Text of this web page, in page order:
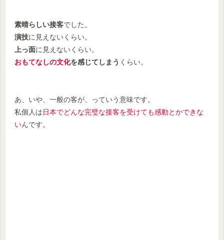
素晴らしい接客でした。
演技に見えないくらい。
上っ面に見えないくらい。
おもてなしの文化を感じてしまう くらい。
あ、いや、一般の客が、っていう意味です。
私個人は日本でどんな完璧な接客を受けても感動とかできな
いんです。